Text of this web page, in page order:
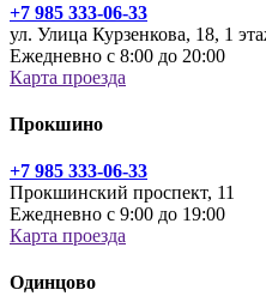
+7 985 333-06-33
ул. Улица Курзенкова, 18, 1
Ежедневно с 8:00 до 20:00
Карта проезда
Прокшино
+7 985 333-06-33
Прокшинский проспект, 11
Ежедневно с 9:00 до 19:00
Карта проезда
Одинцово